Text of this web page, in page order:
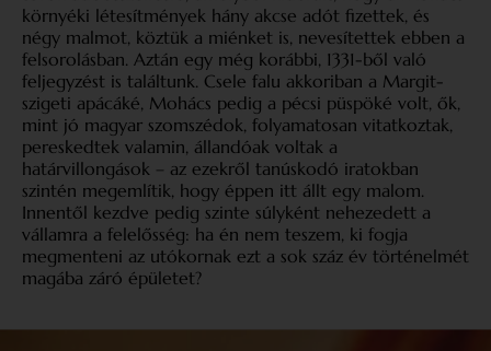
környéki létesítmények hány akcse adót fizettek, és
négy malmot, köztük a miénket is, nevesítettek ebben a
felsorolásban. Aztán egy még korábbi, 1331-ből való
feljegyzést is találtunk. Csele falu akkoriban a Margit-
szigeti apácáké, Mohács pedig a pécsi püspöké volt, ők,
mint jó magyar szomszédok, folyamatosan vitatkoztak,
pereskedtek valamin, állandóak voltak a
határvillongások – az ezekről tanúskodó iratokban
szintén megemlítik, hogy éppen itt állt egy malom.
Innentől kezdve pedig szinte súlyként nehezedett a
vállamra a felelősség: ha én nem teszem, ki fogja
megmenteni az utókornak ezt a sok száz év történelmét
magába záró épületet?